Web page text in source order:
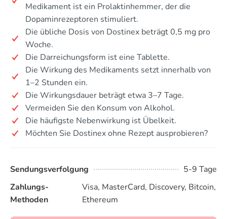
Medikament ist ein Prolaktinhemmer, der die
Dopaminrezeptoren stimuliert.
Die übliche Dosis von Dostinex beträgt 0,5 mg pro
Woche.
Die Darreichungsform ist eine Tablette.
Die Wirkung des Medikaments setzt innerhalb von
1–2 Stunden ein.
Die Wirkungsdauer beträgt etwa 3–7 Tage.
Vermeiden Sie den Konsum von Alkohol.
Die häufigste Nebenwirkung ist Übelkeit.
Möchten Sie Dostinex ohne Rezept ausprobieren?
Sendungsverfolgung
5-9 Tage
Zahlungs-
Methoden
Visa, MasterCard, Discovery, Bitcoin,
Ethereum